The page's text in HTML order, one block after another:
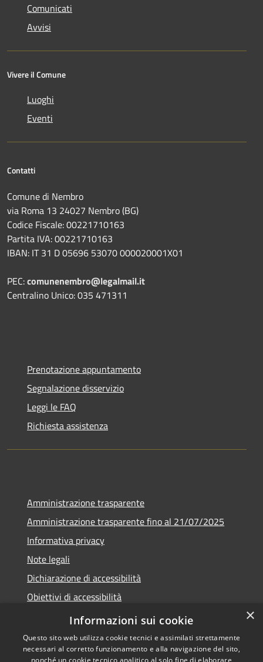
Comunicati
Avvisi
Vivere il Comune
Luoghi
Eventi
Contatti
Comune di Nembro
via Roma 13 24027 Nembro (BG)
Codice Fiscale: 00221710163
Partita IVA: 00221710163
IBAN: IT 31 D 05696 53070 000020001X01
PEC:comunenembro@legalmail.it
Centralino Unico: 035 471311
Prenotazione appuntamento
Segnalazione disservizio
Leggi le FAQ
Richiesta assistenza
Amministrazione trasparente
Amministrazione trasparente fino al 21/07/2025
Informativa privacy
Note legali
Dichiarazione di accessibilità
Obiettivi di accessibilità
Piano di miglioramento
×
Informazioni sui cookie
Questo sito web utilizza cookie tecnici e assimilati strettamente
necessari al corretto funzionamento e alla navigazione del sito,
nonché un cookie tecnico analitico al solo fine di elaborare